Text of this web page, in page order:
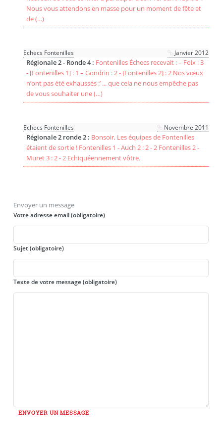
Nous vous attendons en masse pour un moment de fête et
de (…)
Echecs Fontenilles Janvier 2012
Régionale 2 - Ronde 4 : Fontenilles Échecs recevait : – Foix : 3
- [Fontenilles 1] : 1 – Gondrin : 2 - [Fontenilles 2] : 2 Nos vœux
n’ont pas été exhaussés :’ ... que cela ne nous empêche pas
de vous souhaiter une (…)
Echecs Fontenilles Novembre 2011
Régionale 2 ronde 2 : Bonsoir, Les équipes de Fontenilles
étaient de sortie ! Fontenilles 1 - Auch 2 : 2 - 2 Fontenilles 2 -
Muret 3 : 2 - 2 Echiquéennement vôtre.
Envoyer un message
Votre adresse email (obligatoire)
Sujet (obligatoire)
Texte de votre message (obligatoire)